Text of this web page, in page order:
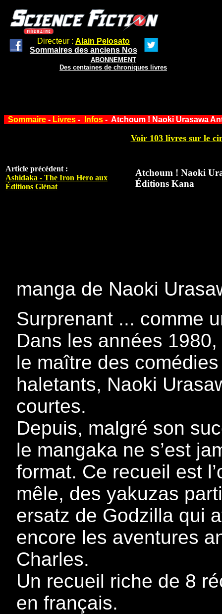
Directeur : Alain Pelosato
Sommaires des anciens Nos
ABONNEMENT
Des centaines de chroniques livres
Sommaire - Livres - Infos - Atchoum ! Naoki Urasawa
Voir 103 livres sur le
Article précédent :
Ashidaka - The Iron Hero aux
Éditions Glénat
Atchoum ! Naoki
Éditions Kana
manga de Naoki
Surprenant ... comme
Dans les années
le maître des
haletants, Naoki
courtes.
Depuis, malgré son
le mangaka ne s’est
format. Ce recueil est
mêle, des yakuzas
ersatz de Godzilla qui
encore les aventures
Charles.
Un recueil riche de 8
en français.